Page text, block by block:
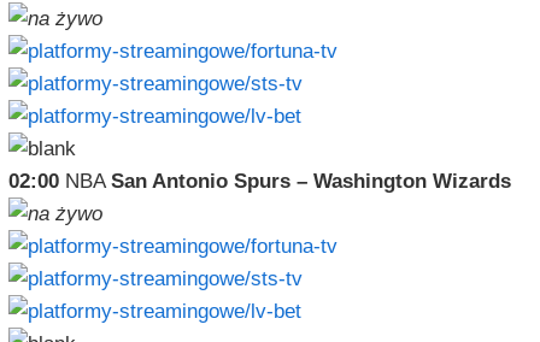
02:00NBASan Antonio Spurs – Washington Wizards